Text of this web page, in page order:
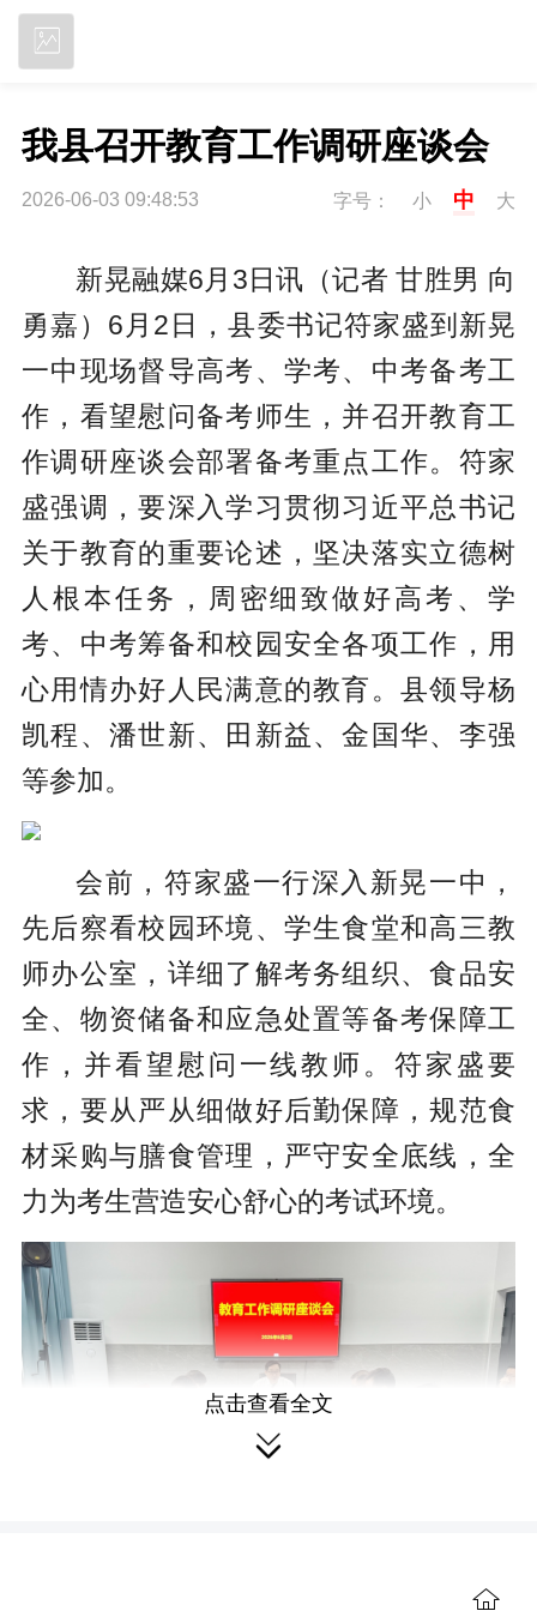
我县召开教育工作调研座谈会
2026-06-03 09:48:53 字号： 小 中 大
新晃融媒6月3日讯（记者 甘胜男 向
勇嘉）6月2日，县委书记符家盛到新晃
一中现场督导高考、学考、中考备考工
作，看望慰问备考师生，并召开教育工
作调研座谈会部署备考重点工作。符家
盛强调，要深入学习贯彻习近平总书记
关于教育的重要论述，坚决落实立德树
人根本任务，周密细致做好高考、学
考、中考筹备和校园安全各项工作，用
心用情办好人民满意的教育。县领导杨
凯程、潘世新、田新益、金国华、李强
等参加。
会前，符家盛一行深入新晃一中，
先后察看校园环境、学生食堂和高三教
师办公室，详细了解考务组织、食品安
全、物资储备和应急处置等备考保障工
作，并看望慰问一线教师。符家盛要
求，要从严从细做好后勤保障，规范食
材采购与膳食管理，严守安全底线，全
力为考生营造安心舒心的考试环境。
点击查看全文
